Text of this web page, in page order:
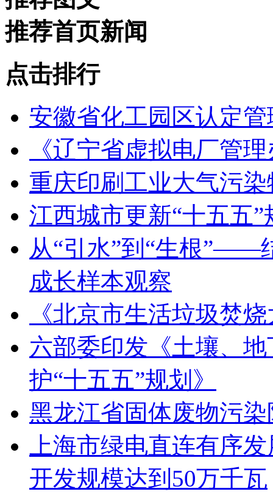
推荐首页新闻
点击排行
安徽省化工园区认定
《辽宁省虚拟电厂管
重庆印刷工业大气污
江西城市更新“十五五
从“引水”到“生根”——
成长样本观察
《北京市生活垃圾焚
六部委印发《土壤、
护“十五五”规划》
黑龙江省固体废物污
上海市绿电直连有序
开发规模达到50万千瓦